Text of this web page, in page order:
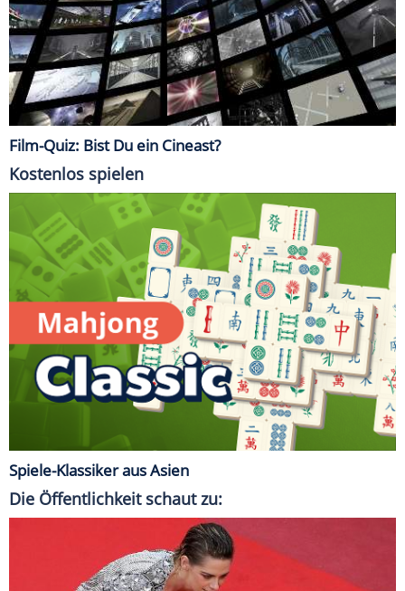
Film-Quiz: Bist Du ein Cineast?
Kostenlos spielen
Spiele-Klassiker aus Asien
Die Öffentlichkeit schaut zu: